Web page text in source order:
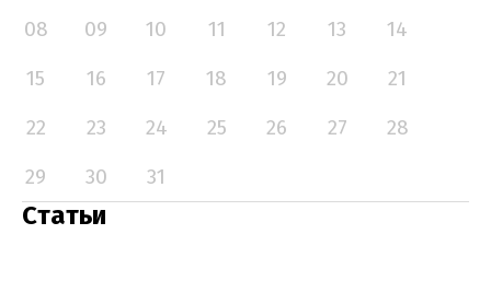
08
09 10 11 12 13
14
15
16 17 18 19 20
21
22
23 24 25 26 27
28
29
30 31
Статьи